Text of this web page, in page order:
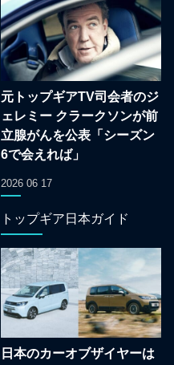
元トップギアTV司会者のジ
ェレミー クラークソンが前
立腺がんを公表「シーズン
6で会えれば」
2026 06 17
トップギア日本ガイド
日本のカーオブザイヤーは